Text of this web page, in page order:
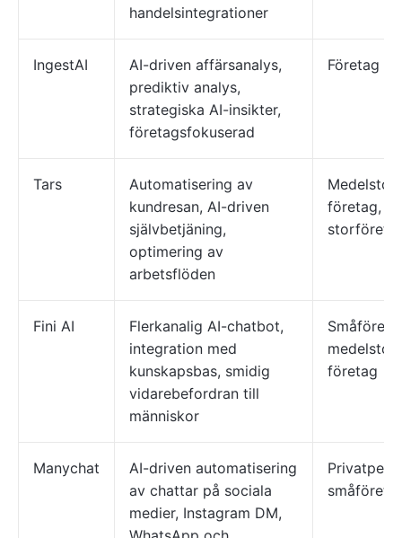
handelsintegrationer
IngestAI
AI-driven affärsanalys,
prediktiv analys,
strategiska AI-insikter,
företagsfokuserad
Företag
Tars
Automatisering av
kundresan, AI-driven
självbetjäning,
optimering av
arbetsflöden
företag,
Fini AI
Flerkanalig AI-chatbot,
integration med
kunskapsbas, smidig
vidarebefordran till
människor
företag
Manychat
AI-driven automatisering
av chattar på sociala
medier, Instagram DM,